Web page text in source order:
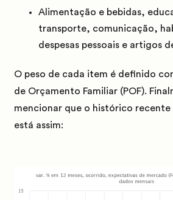
Alimentação e bebidas,
transporte, comunicação,
despesas pessoais e artigos
O peso de cada item é definido
de Orçamento Familiar (POF).
mencionar que o histórico recente
está assim: